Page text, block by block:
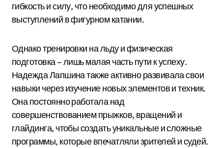
гибкость и силу, что необходимо для успешных
выступлений в фигурном катании.
Однако тренировки на льду и физическая
подготовка – лишь малая часть пути к успеху.
Надежда Лапшина также активно развивала свои
навыки через изучение новых элементов и техник.
Она постоянно работала над
совершенствованием прыжков, вращений и
глайдинга, чтобы создать уникальные и сложные
программы, которые впечатляли зрителей и судей.